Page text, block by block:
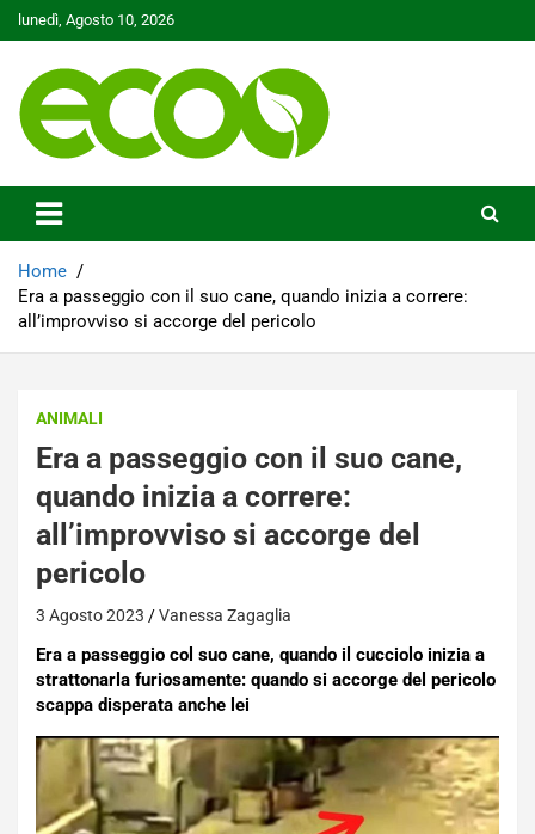
Skip
to
lunedì, Agosto 10, 2026
Ecoo.it
Home
Era a passeggio con il suo cane, quando inizia a correre:
all’improvviso si accorge del pericolo
ANIMALI
Era a passeggio con il suo cane,
quando inizia a correre:
all’improvviso si accorge del
pericolo
3 Agosto 2023 Vanessa Zagaglia
Era a passeggio col suo cane, quando il cucciolo inizia a
strattonarla furiosamente: quando si accorge del pericolo
scappa disperata anche lei